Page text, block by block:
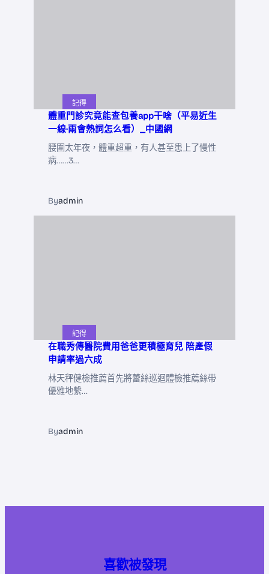
記得
體重門診究竟能查包養app干啥（平易近生
一線·兩會熱詞怎么看）_中國網
腰圍太年夜，體重超重，有人甚至患上了慢性
病……3…
Byadmin
記得
在職秀傳醫院費用爸爸更積極育兒 陪產假
申請率過六成
林天秤健檢推薦首先將蕾絲巡迴體檢推薦絲帶
優雅地繫…
Byadmin
喜歡被發現